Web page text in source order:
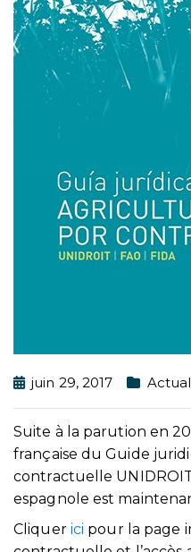
juin 29, 2017
Suite à la parution en
française du Guide
contractuelle
espagnole est
Cliquer ici pour la page